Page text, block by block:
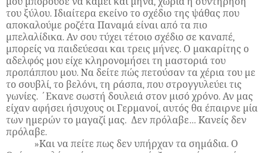
του ξύλου. Ιδιαίτερα εκείνο το σχέδιο της ψάθας που
αποκαλούμε ροζέτα Παναμά είναι από τα πιο
μπελαλίδικα. Αν σου τύχει τέτοιο σχέδιο σε καναπέ,
μπορείς να παιδεύεσαι και τρεις μήνες. Ο μακαρίτης ο
αδελφός μου είχε κληρονομήσει τη μαστοριά του
προπάππου μου. Να δείτε πώς πετούσαν τα χέρια του με
το σουβλί, το βελόνι, τη ράσπα, που στρογγυλεύει τις
γωνίες. ΄Εκανε σωστή δουλειά στον μισό χρόνο. Αν μας
είχαν αφήσει ήσυχους οι Γερμανοί, αυτός θα έπαιρνε μία
των ημερών το μαγαζί μας. Δεν πρόλαβε… Κανείς δεν
πρόλαβε.
»Και να πείτε πως δεν υπήρχαν τα σημάδια. Ο